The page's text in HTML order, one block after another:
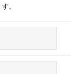
。